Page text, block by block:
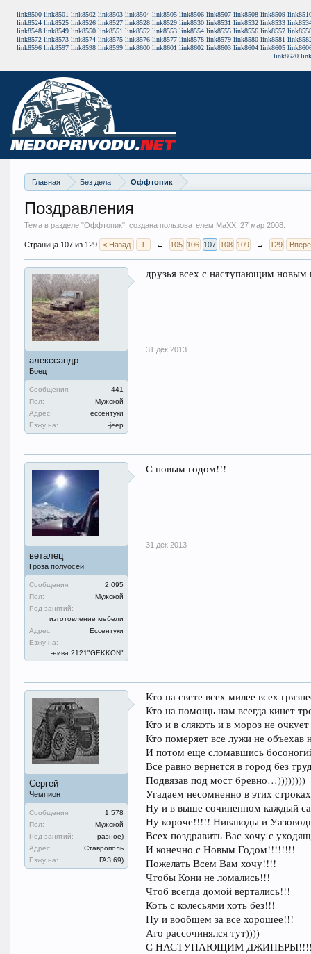
link8500 link8501 link8502 link8503 link8504 link8505 link8506 link8507 link8508 link8509
link8524 link8525 link8526 link8527 link8528 link8529 link8530 link8531 link8532 link8533
link8548 link8549 link8550 link8551 link8552 link8553 link8554 link8555 link8556 link8557
link8572 link8573 link8574 link8575 link8576 link8577 link8578 link8579 link8580 link8581
link8596 link8597 link8598 link8599 link8600 link8601 link8602 link8603 link8604 link8605
link8620
Главная Без дела Оффтопик
Поздравления
Тема в разделе "Оффтопик", создана пользователем MaXX, 27 мар 2008.
Страница 107 из 129 < Назад 1 ← 105 106 107 108 109 → 129
алекссандр
Боец
Сообщения:
441
Пол:
Мужской
Адрес:
ессентуки
Езжу на:
-jeep
друзья всех с наступающим новым
31 дек 2013
веталец
Гроза полуосей
Сообщения:
2.095
Пол:
Мужской
Род занятий:
изготовление мебели
Адрес:
Ессентуки
Езжу на:
-нива 2121"GEKKON"
С новым годом!!!
31 дек 2013
Сергей
Чемпион
Сообщения:
1.578
Пол:
Мужской
Род занятий:
разное)
Адрес:
Ставрополь
Езжу на:
ГАЗ 69)
Кто на свете всех милее всех
Кто на помощь нам всегда кинет
Кто и в слякоть и в мороз не
Кто померяет все лужи не объехав
И потом еще сломавшись
Все равно вернется в город без
Подвязав под мост бревно…))))))))
Угадаем несомненно в этих
Ну и в выше сочиненном каждый
Ну короче!!!!! Ниваводы и
Всех поздравить Вас хочу с
И конечно с Новым Годом!!!!!!!!
Пожелать Всем Вам хочу!!!!
Чтобы Кони не ломались!!!
Чтоб всегда домой вертались!!!
Коть с колесьями хоть без!!!
Ну и вообщем за все хорошее!!!
Ато рассочинялся тут))))
С НАСТУПАЮЩИМ